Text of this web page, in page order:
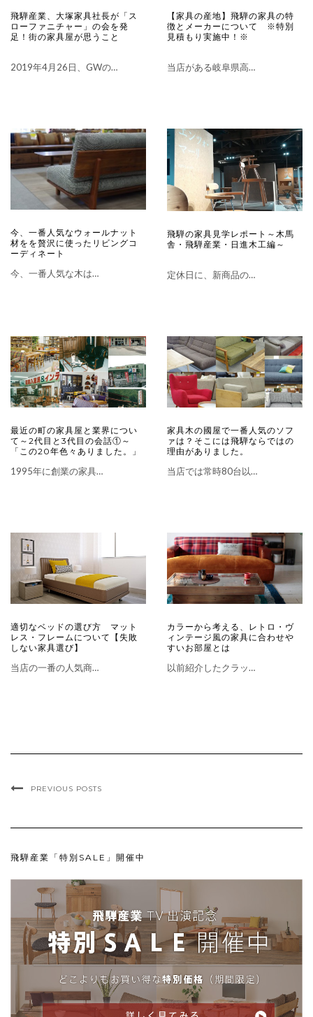
飛騨産業、大塚家具社長が「ス
ローファニチャー」の会を発
足！街の家具屋が思うこと
2019年4月26日、GWの…
【家具の産地】飛騨の家具の特
徴とメーカーについて ※特別
見積もり実施中！※
当店がある岐阜県高…
今、一番人気なウォールナット
材をを贅沢に使ったリビングコ
ーディネート
今、一番人気な木は…
飛騨の家具見学レポート～木馬
舎・飛騨産業・日進木工編～
定休日に、新商品の…
最近の町の家具屋と業界につい
て～2代目と3代目の会話①～
「この20年色々ありました。」
1995年に創業の家具…
家具木の國屋で一番人気のソフ
ァは？そこには飛騨ならではの
理由がありました。
当店では常時80台以…
適切なベッドの選び方 マット
レス・フレームについて【失敗
しない家具選び】
当店の一番の人気商…
カラーから考える、レトロ・ヴ
ィンテージ風の家具に合わせや
すいお部屋とは
以前紹介したクラッ…
PREVIOUS POSTS
飛騨産業「特別SALE」開催中